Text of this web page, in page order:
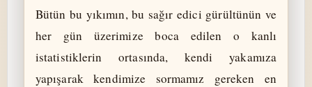
Bütün bu yıkımın, bu sağır edici gürültünün ve
her gün üzerimize boca edilen o kanlı
istatistiklerin ortasında, kendi yakamıza
yapışarak kendimize sormamız gereken en